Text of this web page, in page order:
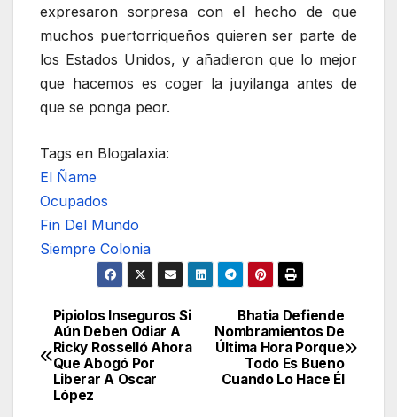
expresaron sorpresa con el hecho de que
muchos puertorriqueños quieren ser parte de
los Estados Unidos, y añadieron que lo mejor
que hacemos es coger la juyilanga antes de
que se ponga peor.
Tags en Blogalaxia:
El Ñame
Ocupados
Fin Del Mundo
Siempre Colonia
Navegación
de
entradas
Bhatia Defiende
Nombramientos De
Última Hora Porque
Todo Es Bueno
Cuando Lo Hace Él
Pipiolos Inseguros Si
Aún Deben Odiar A
Ricky Rosselló Ahora
Que Abogó Por
Liberar A Oscar
López